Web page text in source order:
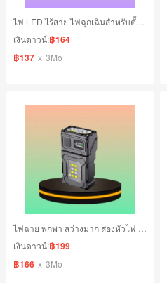
ไฟ LED ไร้สาย ไฟฉุกเฉินสำหรับตั้งแคมป์กลางแจ้ง
เงินดาวน์:฿164
฿137 x 3Mo
เงินดาวน์:฿199
฿166 x 3Mo